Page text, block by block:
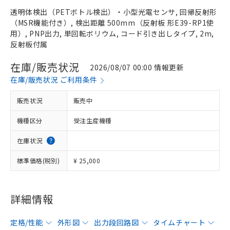
透明体検出（PETボトル検出）・小型光電センサ, 回帰反射形
（MSR機能付き）, 検出距離 500mm（反射板 形E39-RP1使
用）, PNP出力, 単回転ボリウム, コード引き出しタイプ, 2m,
反射板付属
在庫/販売状況
2026/08/07 00:00 情報更新
在庫/販売状況 ご利用条件
販売状況 販売中
機種区分 受注生産機種
在庫状況
標準価格(税別) ¥ 25,000
詳細情報
定格/性能 外形図 出力段回路図 タイムチャート